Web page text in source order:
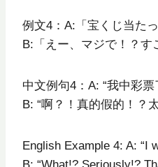
例文4：A:「宝くじ当たっ
B:「えー、マジで！？す
中文例句4：A: “我中彩票
B: “啊？！真的假的！？
English Example 4: A: “I